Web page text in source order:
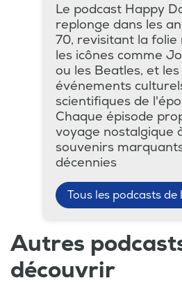
Le podcast Happy
replonge dans les
70, revisitant la folie
les icônes comme
ou les Beatles, et
événements
scientifiques de
Chaque épisode
voyage nostalgique
souvenirs
décennies
Tous les podcasts de
Autres
découvrir